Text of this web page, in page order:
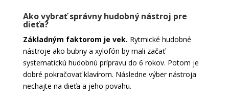
Ako vybrať správny hudobný nástroj pre
dieťa?
Základným faktorom je vek. Rytmické hudobné
nástroje ako bubny a xylofón by mali začať
systematickú hudobnú prípravu do 6 rokov. Potom je
dobré pokračovať klavírom. Následne výber nástroja
nechajte na dieťa a jeho povahu.